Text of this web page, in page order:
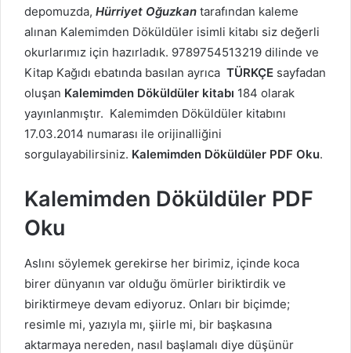
depomuzda, Hürriyet Oğuzkan tarafından kaleme
alınan Kalemimden Döküldüler isimli kitabı siz değerli
okurlarımız için hazırladık. 9789754513219 dilinde ve
Kitap Kağıdı ebatında basılan ayrıca TÜRKÇE sayfadan
oluşan Kalemimden Döküldüler kitabı 184 olarak
yayınlanmıştır. Kalemimden Döküldüler kitabını
17.03.2014 numarası ile orijinalliğini
sorgulayabilirsiniz. Kalemimden Döküldüler PDF Oku.
Kalemimden Döküldüler PDF
Oku
Aslını söylemek gerekirse her birimiz, içinde koca
birer dünyanın var olduğu ömürler biriktirdik ve
biriktirmeye devam ediyoruz. Onları bir biçimde;
resimle mi, yazıyla mı, şiirle mi, bir başkasına
aktarmaya nereden, nasıl başlamalı diye düşünür